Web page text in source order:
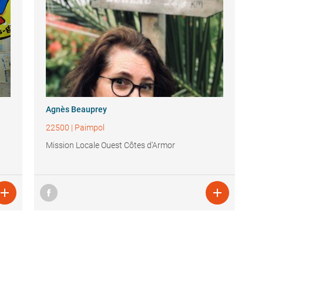

Agnès Beauprey
22500 | Paimpol
Mission Locale Ouest Côtes d'Armor
